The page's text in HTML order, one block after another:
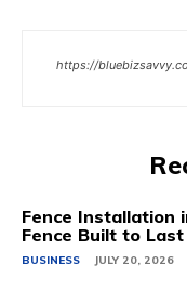
https://
Fence Installation
Fence Built to Last
BUSINESS JULY 20, 2026